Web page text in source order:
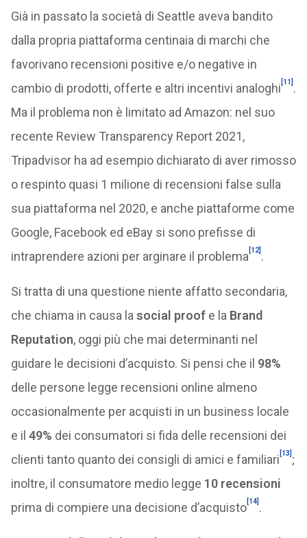
Già in passato la società di Seattle aveva bandito
dalla propria piattaforma centinaia di marchi che
favorivano recensioni positive e/o negative in
cambio di prodotti, offerte e altri incentivi analoghi [11] .
Ma il problema non è limitato ad Amazon: nel suo
recente Review Transparency Report 2021,
Tripadvisor ha ad esempio dichiarato di aver rimosso
o respinto quasi 1 milione di recensioni false sulla
sua piattaforma nel 2020, e anche piattaforme come
Google, Facebook ed eBay si sono prefisse di
intraprendere azioni per arginare il problema [12] .
Si tratta di una questione niente affatto secondaria,
che chiama in causa la social proof e la Brand
Reputation, oggi più che mai determinanti nel
guidare le decisioni d’acquisto. Si pensi che il 98%
delle persone legge recensioni online almeno
occasionalmente per acquisti in un business locale
e il 49% dei consumatori si fida delle recensioni dei
clienti tanto quanto dei consigli di amici e familiari [13] ;
inoltre, il consumatore medio legge 10 recensioni
prima di compiere una decisione d’acquisto[14] .